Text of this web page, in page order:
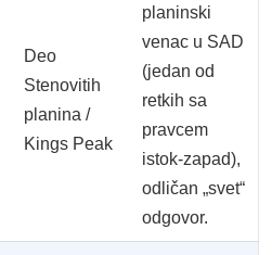
Deo
Stenovitih
planina /
Kings Peak
planinski
venac u SAD
(jedan od
retkih sa
pravcem
istok-zapad),
odličan „svet“
odgovor.